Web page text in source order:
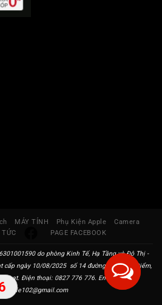
MÁY TÍNH Phụ Kiện Apple
Camera
PAGE FACEBOOK
do phòng Kinh Tế, Hạ Tầng và Đô Thị -
cấp ngày 10/08/2025 số 14 đường Đoàn Thị Điểm,
Đà Lạt. Điện thoại: 0827 776 776. Email: